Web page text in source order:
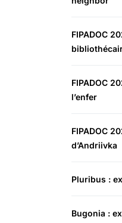
FIPADOC
FIPADOC
l’enfer
FIPADOC
d’Andriivka
Pluribus :
Bugonia :